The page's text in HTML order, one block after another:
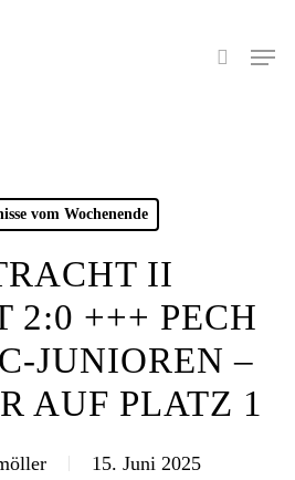
search
Menu
vom Wochenende
II
2:0 +++ PECH
JUNIOREN –
AUF PLATZ 1
15. Juni 2025